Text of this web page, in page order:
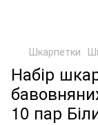
Шкарпетки
Набір
10 пар